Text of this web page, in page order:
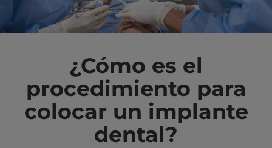
¿Cómo es el
procedimiento para
colocar un implante
dental?